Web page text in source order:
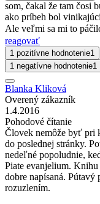
som, čakal že tam čosi
ako príbeh bol
Ale veľmi sa mi to
reagovať
1 pozitívne hodnotenie1
1 negatívne hodnotenie1
Blanka Kliková
Overený zákazník
1.4.2016
Pohodové čítanie
Človek nemôže byť pri
do poslednej stránky.
nedeľné popoludnie,
Piate evanjelium. Knihu
dobre napísaná.
rozuzlením.